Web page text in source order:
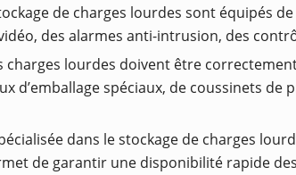
de charges lourdes sont équipés
des alarmes anti-intrusion, des
charges lourdes doivent être
d’emballage spéciaux, de coussinets
dans le stockage de charges
de garantir une disponibilité rapide